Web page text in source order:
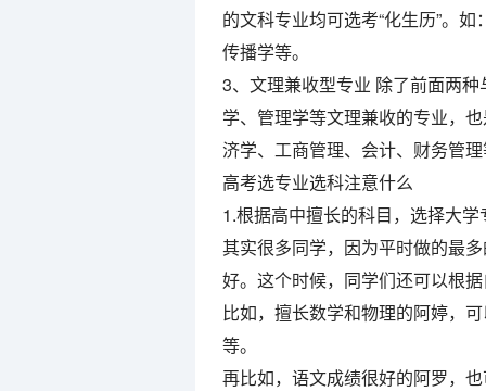
的文科专业均可选考“化生历”。如
传播学等。
3、文理兼收型专业 除了前面两
学、管理学等文理兼收的专业，
济学、工商管理、会计、财务管
高考选专业选科注意什么
1.根据高中擅长的科目，选择大学
其实很多同学，因为平时做的最
好。这个时候，同学们还可以根
比如，擅长数学和物理的阿婷，
等。
再比如，语文成绩很好的阿罗，